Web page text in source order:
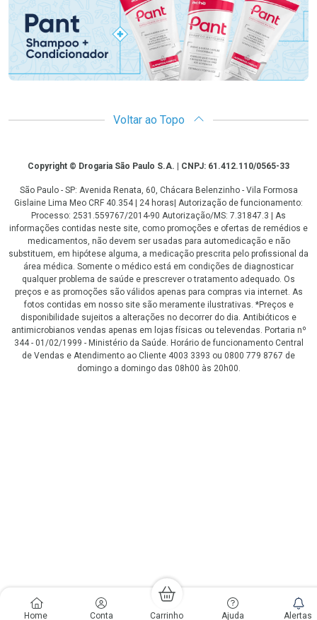
Home Conta Carrinho Ajuda Alertas
Voltar ao Topo
CopyrightCopyright © Drogaria São Paulo S.A. | CNPJ: 61.412.110/0565-33
São Paulo - SP: Avenida Renata, 60, Chácara Belenzinho - Vila Formosa
Gislaine Lima Meo CRF 40.354 | 24 horas| Autorização de funcionamento:
Processo: 2531.559767/2014-90 Autorização/MS: 7.31847.3 | As
informações contidas neste site, como promoções e ofertas de remédios e
medicamentos, não devem ser usadas para automedicação e não
substituem, em hipótese alguma, a medicação prescrita pelo profissional da
área médica. Somente o médico está em condições de diagnosticar
qualquer problema de saúde e prescrever o tratamento adequado. Os
preços e as promoções são válidos apenas para compras via internet. As
fotos contidas em nosso site são meramente ilustrativas. *Preços e
disponibilidade sujeitos a alterações no decorrer do dia. Antibióticos e
antimicrobianos vendas apenas em lojas físicas ou televendas. Portaria nº
344 - 01/02/1999 - Ministério da Saúde. Horário de funcionamento Central
de Vendas e Atendimento ao Cliente 4003 3393 ou 0800 779 8767 de
domingo a domingo das 08h00 às 20h00.